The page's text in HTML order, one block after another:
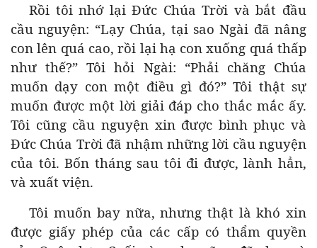
Rồi tôi nhớ lại Đức Chúa Trời và bắt đầu
cầu nguyện: “Lạy Chúa, tại sao Ngài đã nâng
con lên quá cao, rồi lại hạ con xuống quá thấp
như thế?” Tôi hỏi Ngài: “Phải chăng Chúa
muốn dạy con một điều gì đó?” Tôi thật sự
muốn được một lời giải đáp cho thắc mắc ấy.
Tôi cũng cầu nguyện xin được bình phục và
Đức Chúa Trời đã nhậm những lời cầu nguyện
của tôi. Bốn tháng sau tôi đi được, lành hẳn,
và xuất viện.
Tôi muốn bay nữa, nhưng thật là khó xin
được giấy phép của các cấp có thẩm quyền